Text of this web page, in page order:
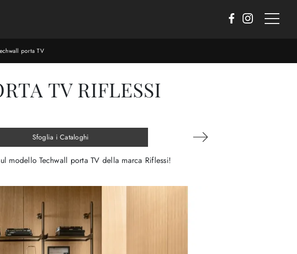
porta TV
TV RIFLESSI
Sfoglia i Cataloghi
modello Techwall porta TV della marca Riflessi!